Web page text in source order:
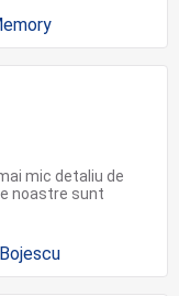
mic detaliu de
noastre sunt